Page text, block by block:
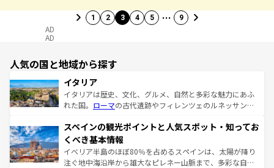
1 2 3 4 5 … 9
AD
AD
人気の国と地域から探す
イタリア
イタリアは歴史、文化、グルメ、自然と多彩な魅力にあふ
れた国。 ローマの古代遺跡やフィレンツェのルネッサンス
ろん、トスカーナの美しい田園風景やアマルフィ海岸の絶
景など、自然景観も見逃せない。観光の合間には、本場の
ピザやパスタなど、絶品のイタリア料理を堪能することも
できる。朝目覚めてから夜眠るまで、すべての瞬間を楽し
スペインの観光ポイントと人気スポット・知ってお
くべき基本情報
イベリア半島のほぼ80％を占めるスペインは、太陽が降り
注ぐ地中海沿岸から雄大なピレネー山脈まで、多彩な自然